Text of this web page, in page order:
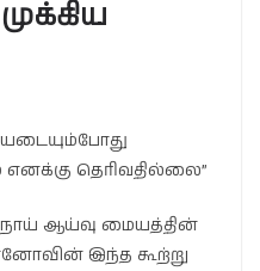
எனக்கு தெரிவதில்லை”
ஆய்வு மையத்தின்
இந்த கூற்று